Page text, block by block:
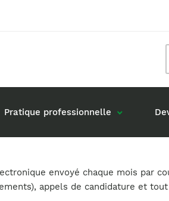
Rôle du pharmacien
Vos questions : des réponses
Pratique professionnelle
Gestion de mon dossier
Retour à la pratique
Mission et
envoyé chaque mois par
appels de candidature et